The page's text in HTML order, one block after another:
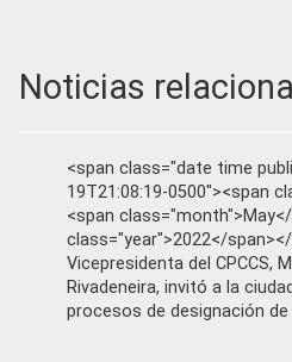
Noticias
<span class="date time
19T21:08:19-0500"><span
<span
class="year">2022</
Vicepresidenta del CPCCS,
Rivadeneira, invitó a la
procesos de designación